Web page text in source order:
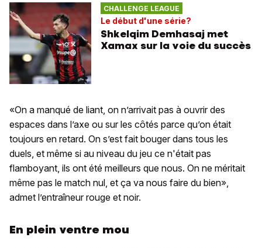
CHALLENGE LEAGUE
Le début d'une série?
Shkelqim Demhasaj met
Xamax sur la voie du succès
«On a manqué de liant, on n’arrivait pas à ouvrir des
espaces dans l’axe ou sur les côtés parce qu’on était
toujours en retard. On s’est fait bouger dans tous les
duels, et même si au niveau du jeu ce n'était pas
flamboyant, ils ont été meilleurs que nous. On ne méritait
même pas le match nul, et ça va nous faire du bien»,
admet l’entraîneur rouge et noir.
En plein ventre mou